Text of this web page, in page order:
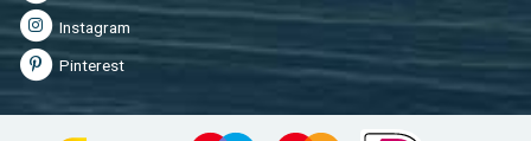
In­st­agram
Pin­te­rest